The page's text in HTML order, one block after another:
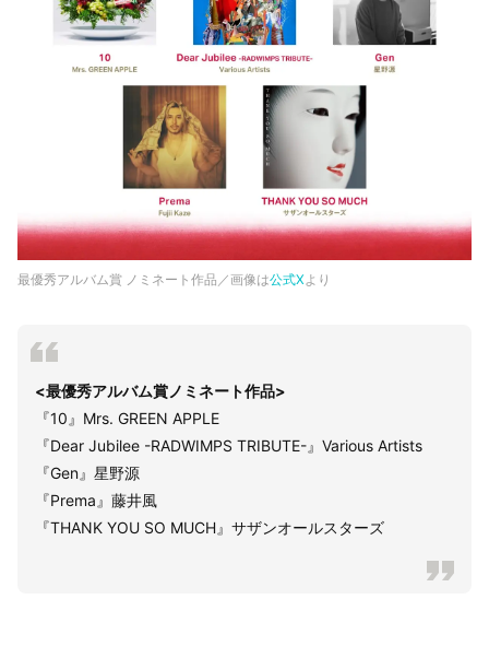
最優秀アルバム賞 ノミネート作品／画像は公式Xより
<最優秀アルバム賞ノミネート作品>
『10』Mrs. GREEN APPLE
『Dear Jubilee -RADWIMPS TRIBUTE-』Various Artists
『Gen』星野源
『Prema』藤井風
『THANK YOU SO MUCH』サザンオールスターズ